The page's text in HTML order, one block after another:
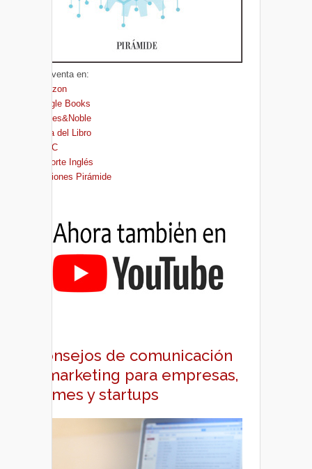
A la venta en:
Amazon
Google Books
Barnes&Noble
Casa del Libro
FNAC
El Corte Inglés
Ediciones Pirámide
Consejos de comunicación
y marketing para empresas,
pymes y startups